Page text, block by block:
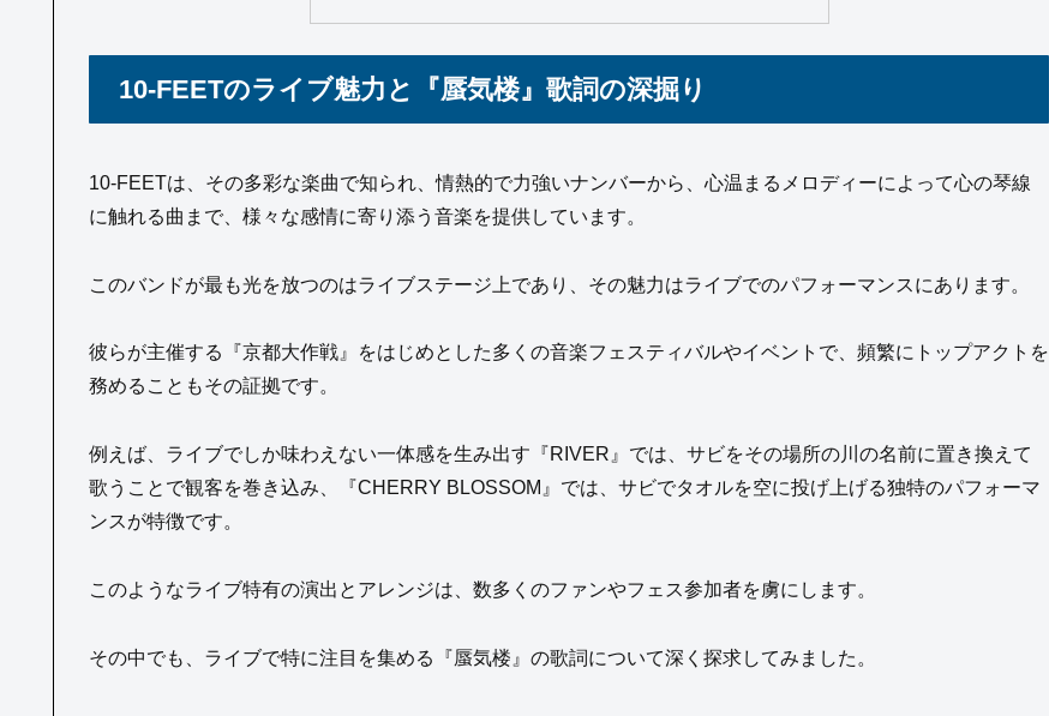
10-FEETのライブ魅力と『蜃気楼』歌詞の深掘り
10-FEETは、その多彩な楽曲で知られ、情熱的で力強いナンバーから、心温まるメロディーによって心の琴線
に触れる曲まで、様々な感情に寄り添う音楽を提供しています。
このバンドが最も光を放つのはライブステージ上であり、その魅力はライブでのパフォーマンスにあります。
彼らが主催する『京都大作戦』をはじめとした多くの音楽フェスティバルやイベントで、頻繁にトップアクトを
務めることもその証拠です。
例えば、ライブでしか味わえない一体感を生み出す『RIVER』では、サビをその場所の川の名前に置き換えて
歌うことで観客を巻き込み、『CHERRY BLOSSOM』では、サビでタオルを空に投げ上げる独特のパフォーマ
ンスが特徴です。
このようなライブ特有の演出とアレンジは、数多くのファンやフェス参加者を虜にします。
その中でも、ライブで特に注目を集める『蜃気楼』の歌詞について深く探求してみました。